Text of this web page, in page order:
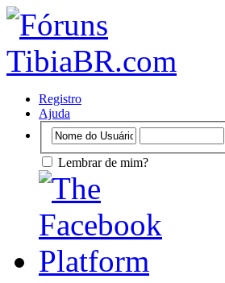
Registro
Ajuda
Lembrar de mim?